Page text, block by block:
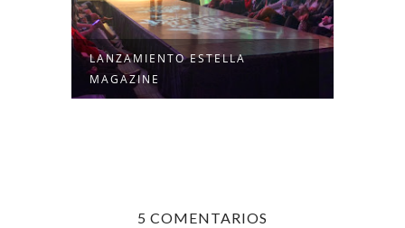
LANZAMIENTO ESTELLA
MAGAZINE
5 COMENTARIOS